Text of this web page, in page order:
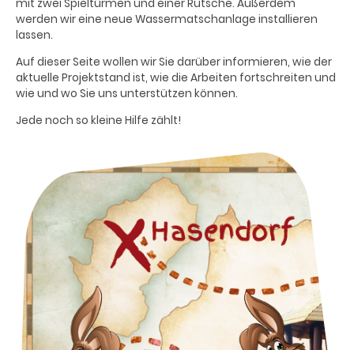
mit zwei Spieltürmen und einer Rutsche. Außerdem
werden wir eine neue Wassermatschanlage installieren
lassen.
Auf dieser Seite wollen wir Sie darüber informieren, wie der
aktuelle Projektstand ist, wie die Arbeiten fortschreiten und
wie und wo Sie uns unterstützen können.
Jede noch so kleine Hilfe zählt!